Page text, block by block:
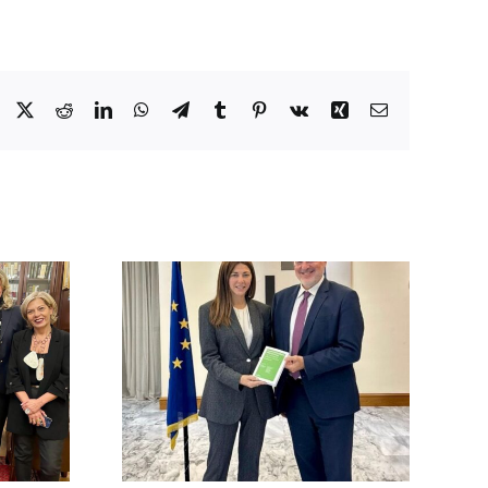
X RedditLinkedInWhatsApp
TelegramTumblr Pinterest
Vk Xing Email